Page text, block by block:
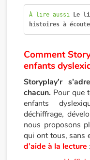
À lire aussi Le
histoires à
Comment
enfants
Storyplay’r
chacun. Pour que
enfants
déchiffrage,
nous proposons
qui ont tous, sans
d’aide à la lecture :